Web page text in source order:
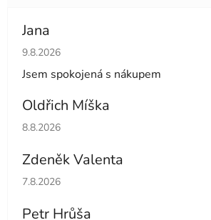
Jana
Hodnocení obchodu je 5 z 5 hvězdiček.
9.8.2026
Jsem spokojená s nákupem
Oldřich Míška
Hodnocení obchodu je 5 z 5 hvězdiček.
8.8.2026
Zdeněk Valenta
Hodnocení obchodu je 5 z 5 hvězdiček.
7.8.2026
Petr Hrůša